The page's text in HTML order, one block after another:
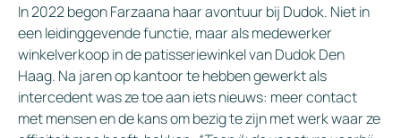
In 2022 begon Farzaana haar avontuur bij Dudok. Niet in
een leidinggevende functie, maar als medewerker
winkelverkoop in de patisseriewinkel van Dudok Den
Haag. Na jaren op kantoor te hebben gewerkt als
intercedent was ze toe aan iets nieuws: meer contact
met mensen en de kans om bezig te zijn met werk waar ze